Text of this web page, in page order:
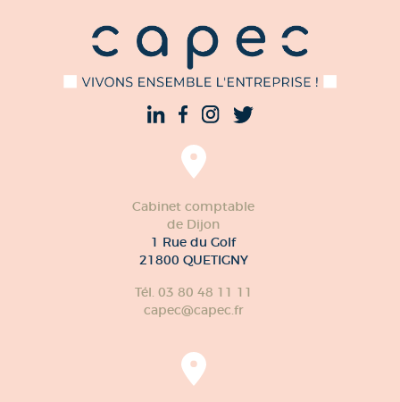
Cabinet comptable
de Dijon
1 Rue du Golf
21800 QUETIGNY
Tél. 03 80 48 11 11
capec@capec.fr